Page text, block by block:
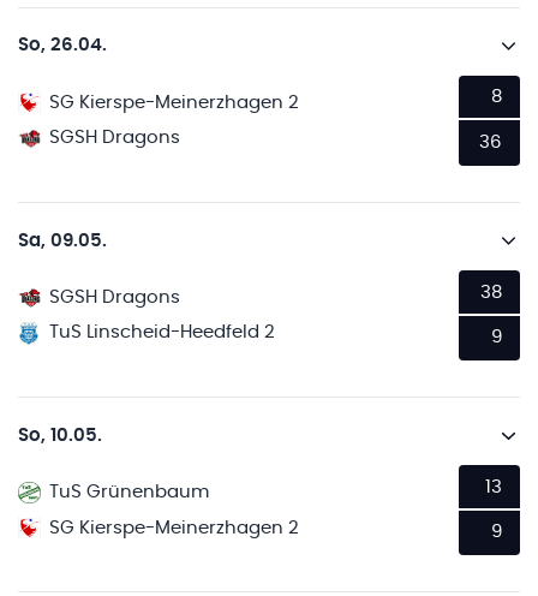
So, 26.04.
SG Kierspe-Meinerzhagen 2
SGSH Dragons
8
36
Sa, 09.05.
SGSH Dragons
TuS Linscheid-Heedfeld 2
38
9
So, 10.05.
TuS Grünenbaum
SG Kierspe-Meinerzhagen 2
13
9